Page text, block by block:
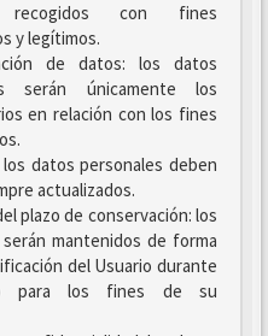
recogidos con fines
y legítimos.
de datos: los datos
serán únicamente los
en relación con los fines
datos personales deben
actualizados.
plazo de conservación: los
mantenidos de forma
del Usuario durante
para los fines de su